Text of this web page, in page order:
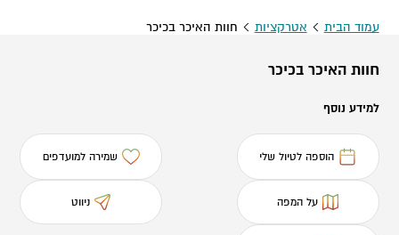
עמוד הבית אטרקציות חוות האיכר בכיכר
חוות האיכר בכיכר
למידע נוסף
הוספה לטיול שלי שמירה למועדפים
על המפה ניווט